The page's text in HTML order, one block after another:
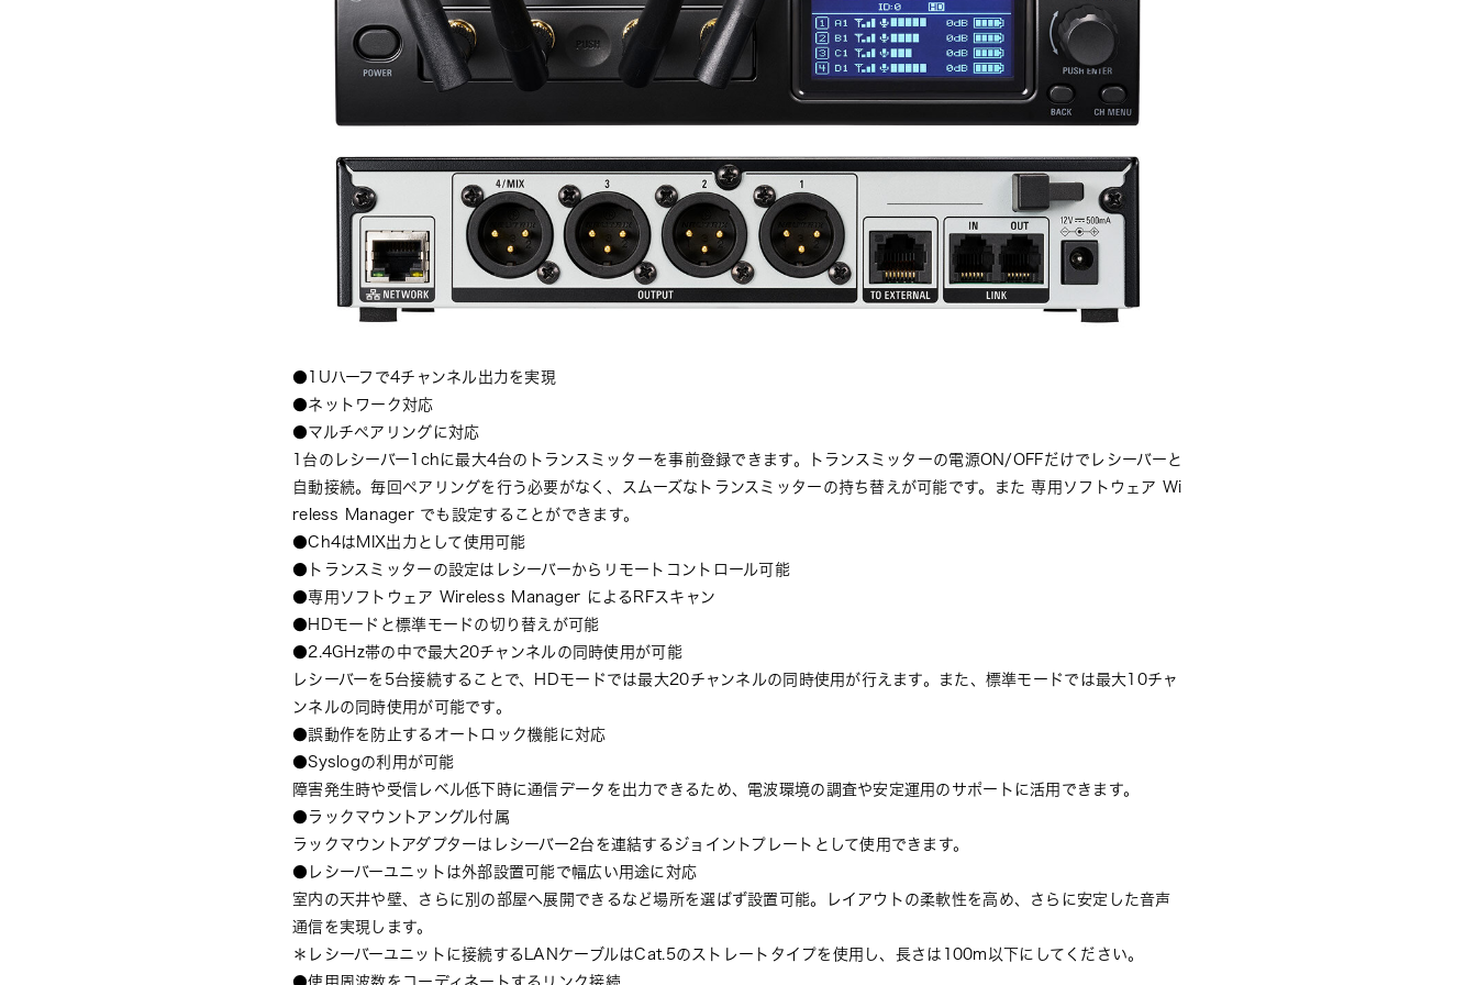
●1Uハーフで4チャンネル出力を実現
●ネットワーク対応
●マルチペアリングに対応
1台のレシーバー1chに最大4台のトランスミッターを事前登録できます。トランスミッターの電源ON/OFFだけでレシーバーと
自動接続。毎回ペアリングを行う必要がなく、スムーズなトランスミッターの持ち替えが可能です。また 専用ソフトウェア Wi
reless Manager でも設定することができます。
●Ch4はMIX出力として使用可能
●トランスミッターの設定はレシーバーからリモートコントロール可能
●専用ソフトウェア Wireless Manager によるRFスキャン
●HDモードと標準モードの切り替えが可能
●2.4GHz帯の中で最大20チャンネルの同時使用が可能
レシーバーを5台接続することで、HDモードでは最大20チャンネルの同時使用が行えます。また、標準モードでは最大10チャ
ンネルの同時使用が可能です。
●誤動作を防止するオートロック機能に対応
●Syslogの利用が可能
障害発生時や受信レベル低下時に通信データを出力できるため、電波環境の調査や安定運用のサポートに活用できます。
●ラックマウントアングル付属
ラックマウントアダプターはレシーバー2台を連結するジョイントプレートとして使用できます。
●レシーバーユニットは外部設置可能で幅広い用途に対応
室内の天井や壁、さらに別の部屋へ展開できるなど場所を選ばず設置可能。レイアウトの柔軟性を高め、さらに安定した音声
通信を実現します。
＊レシーバーユニットに接続するLANケーブルはCat.5のストレートタイプを使用し、長さは100m以下にしてください。
●使用周波数をコーディネートするリンク接続